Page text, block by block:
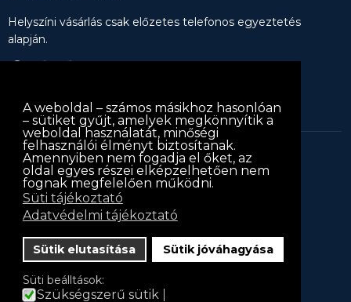
A weboldal – számos másikhoz hasonlóan
– sütiket gyűjt, amelyek megkönnyítik a
weboldal használatát, minőségi
felhasználói élményt biztosítanak.
Amennyiben nem fogadja el őket, az
oldal egyes részei elképzelhetően nem
fognak megfelelően működni.
Süti tájékoztató
Adatvédelmi tájékoztató
Sütik elutasítása Sütik jóváhagyása
Süti beálltások:
Szükségszerű sütik
Helyszíni vásárlás csak előzetes telefonos egyeztetés
alapján.
keritessablon.hu © 2013keritessablon.hu. Minden jog
fenntartva
Iratkozz fel hírlevelünkre!
Hírlevél